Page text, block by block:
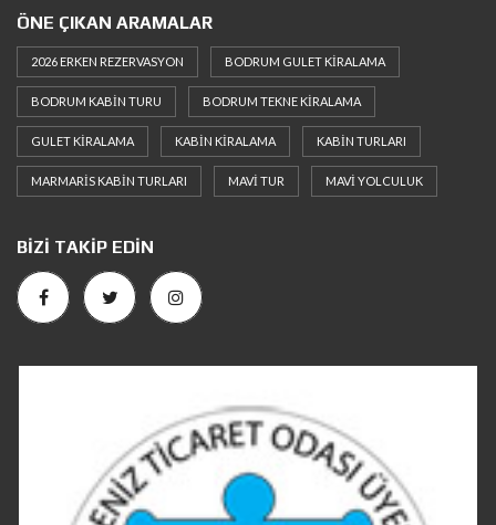
ÖNE ÇIKAN ARAMALAR
2026 ERKEN REZERVASYON BODRUM GULET KIRALAMA
BODRUM KABIN TURU BODRUM TEKNE KIRALAMA
GULET KIRALAMA KABIN KIRALAMA KABIN TURLARI
MARMARIS KABIN TURLARI MAVI TUR MAVI YOLCULUK
BIZI TAKIP EDIN